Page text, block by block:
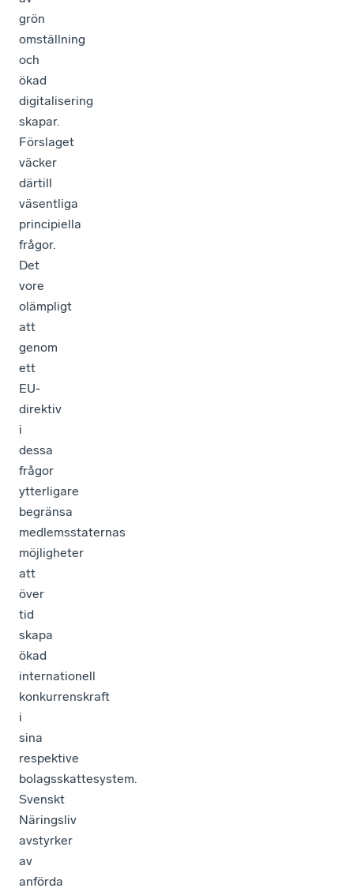
grön
omställning
och
ökad
digitalisering
skapar.
Förslaget
väcker
därtill
väsentliga
principiella
frågor.
Det
vore
olämpligt
att
genom
ett
EU-
direktiv
i
dessa
frågor
ytterligare
begränsa
medlemsstaternas
möjligheter
att
över
tid
skapa
ökad
internationell
konkurrenskraft
i
sina
respektive
bolagsskattesystem.
Svenskt
Näringsliv
avstyrker
av
anförda